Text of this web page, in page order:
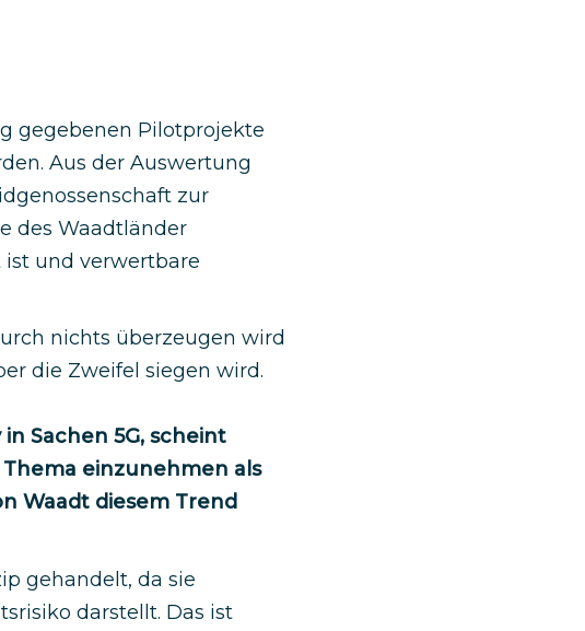
gegebenen Pilotprojekte
Aus der Auswertung
zur
des Waadtländer
ist und verwertbare
nichts überzeugen wird
die Zweifel siegen wird.
Sachen 5G, scheint
einzunehmen als
Waadt diesem Trend
gehandelt, da sie
darstellt. Das ist